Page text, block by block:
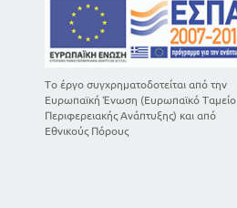
117
125
133
139
143
Το έργο συγχρηματοδοτείται από την
Ευρωπαϊκή Ένωση (Ευρωπαϊκό Ταμείο
Περιφερειακής Ανάπτυξης) και από
Εθνικούς Πόρους